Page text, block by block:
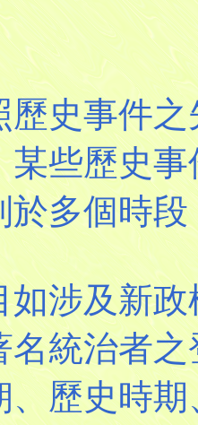
歷史事件
某些歷史
於多個時
如涉及新
名統治者
、歷史時